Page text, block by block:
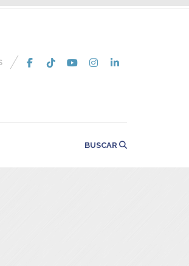
BUSCAR